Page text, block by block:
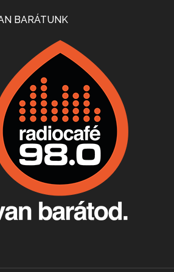
Apr 24, 2026 • 00:38:10
Villány, kékfrankos, Jackfall
Apr 17, 2026 • 00:35:38
Apr 9, 2026 • 00:37:17
BARÁTUNK